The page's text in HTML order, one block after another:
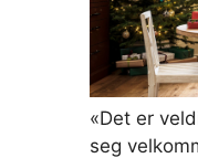
«Det er
seg